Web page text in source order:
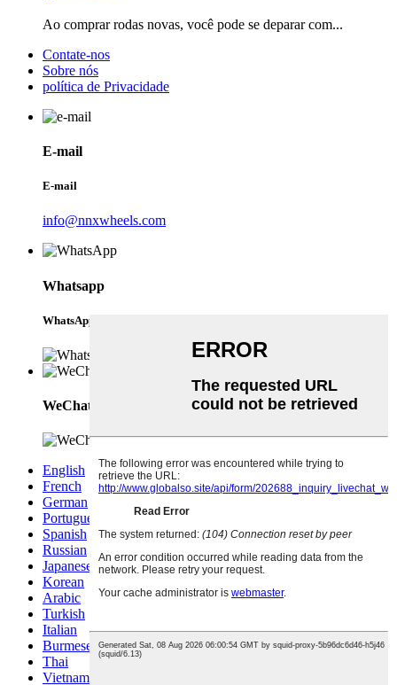
Ao comprar rodas novas, você pode se deparar com...
Contate-nos
Sobre nós
política de Privacidade
E-mail
E-mail
info@nnxwheels.com
Whatsapp
WhatsApp
WeChat
English
French
German
Portuguese
Spanish
Russian
Japanese
Korean
Arabic
Turkish
Italian
Burmese
Thai
Vietnamese